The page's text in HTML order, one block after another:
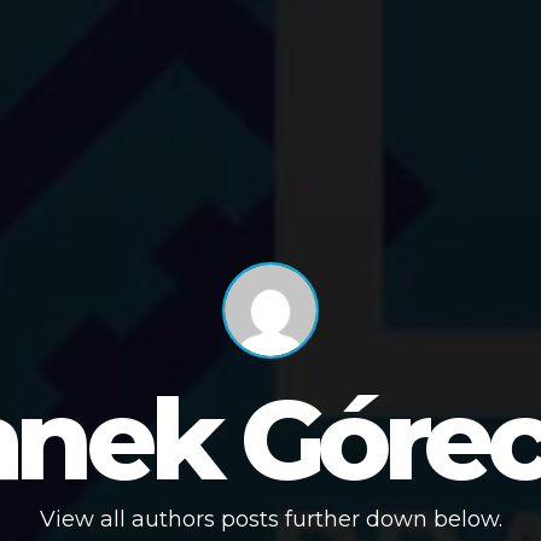
View all authors posts further down below.